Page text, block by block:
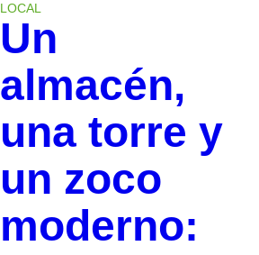
LOCAL
Un
almacén,
una torre y
un zoco
moderno: